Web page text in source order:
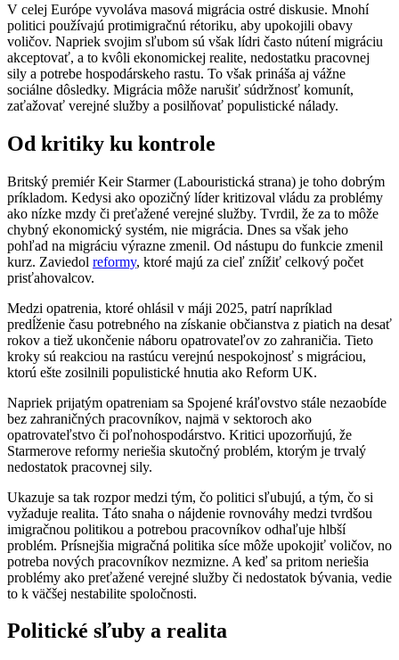
V celej Európe vyvoláva masová migrácia ostré diskusie. Mnohí
politici používajú protimigračnú rétoriku, aby upokojili obavy
voličov. Napriek svojim sľubom sú však lídri často nútení migráciu
akceptovať, a to kvôli ekonomickej realite, nedostatku pracovnej
sily a potrebe hospodárskeho rastu. To však prináša aj vážne
sociálne dôsledky. Migrácia môže narušiť súdržnosť komunít,
zaťažovať verejné služby a posilňovať populistické nálady.
Od kritiky ku kontrole
Britský premiér Keir Starmer (Labouristická strana) je toho dobrým
príkladom. Kedysi ako opozičný líder kritizoval vládu za problémy
ako nízke mzdy či preťažené verejné služby. Tvrdil, že za to môže
chybný ekonomický systém, nie migrácia. Dnes sa však jeho
pohľad na migráciu výrazne zmenil. Od nástupu do funkcie zmenil
kurz. Zaviedol reformy, ktoré majú za cieľ znížiť celkový počet
prisťahovalcov.
Medzi opatrenia, ktoré ohlásil v máji 2025, patrí napríklad
predĺženie času potrebného na získanie občianstva z piatich na desať
rokov a tiež ukončenie náboru opatrovateľov zo zahraničia. Tieto
kroky sú reakciou na rastúcu verejnú nespokojnosť s migráciou,
ktorú ešte zosilnili populistické hnutia ako Reform UK.
Napriek prijatým opatreniam sa Spojené kráľovstvo stále nezaobíde
bez zahraničných pracovníkov, najmä v sektoroch ako
opatrovateľstvo či poľnohospodárstvo. Kritici upozorňujú, že
Starmerove reformy neriešia skutočný problém, ktorým je trvalý
nedostatok pracovnej sily.
Ukazuje sa tak rozpor medzi tým, čo politici sľubujú, a tým, čo si
vyžaduje realita. Táto snaha o nájdenie rovnováhy medzi tvrdšou
imigračnou politikou a potrebou pracovníkov odhaľuje hlbší
problém. Prísnejšia migračná politika síce môže upokojiť voličov, no
potreba nových pracovníkov nezmizne. A keď sa pritom neriešia
problémy ako preťažené verejné služby či nedostatok bývania, vedie
to k väčšej nestabilite spoločnosti.
Politické sľuby a realita